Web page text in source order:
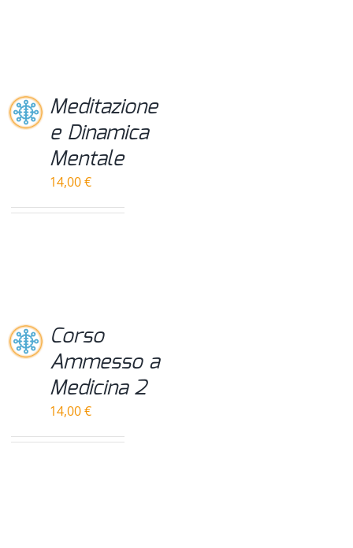
Meditazione
e Dinamica
Mentale
14,00€
Corso
Ammesso a
Medicina 2
14,00€